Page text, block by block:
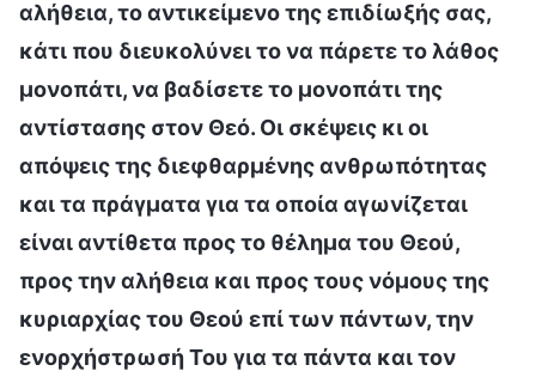
αλήθεια, το αντικείμενο της επιδίωξής σας,
κάτι που διευκολύνει το να πάρετε το λάθος
μονοπάτι, να βαδίσετε το μονοπάτι της
αντίστασης στον Θεό. Οι σκέψεις κι οι
απόψεις της διεφθαρμένης ανθρωπότητας
και τα πράγματα για τα οποία αγωνίζεται
είναι αντίθετα προς το θέλημα του Θεού,
προς την αλήθεια και προς τους νόμους της
κυριαρχίας του Θεού επί των πάντων, την
ενορχήστρωσή Του για τα πάντα και τον